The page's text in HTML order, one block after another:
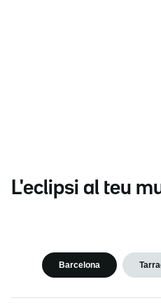
L'eclipsi al teu
Barcelona